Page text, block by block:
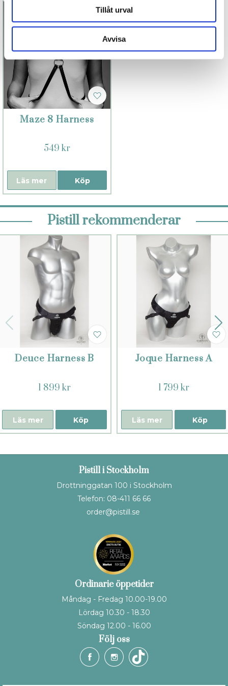
Tillåt urval
Avvisa
Maze 8 Harness
549 kr
Köp
Läs mer
Pistill rekommenderar
Deuce Harness B
1 899 kr
Köp
Läs mer
Joque Harness A
1 799 kr
Köp
Läs mer
Pistill i Stockholm
Drottninggatan 100 i Stockholm
Telefon: 08-411 66 66
order@pistill.se
Ordinarie öppetider
Måndag - Fredag 10.00-19.00
Lördag 10.30 - 18.30
Söndag 12.00 - 16.00
Följ oss